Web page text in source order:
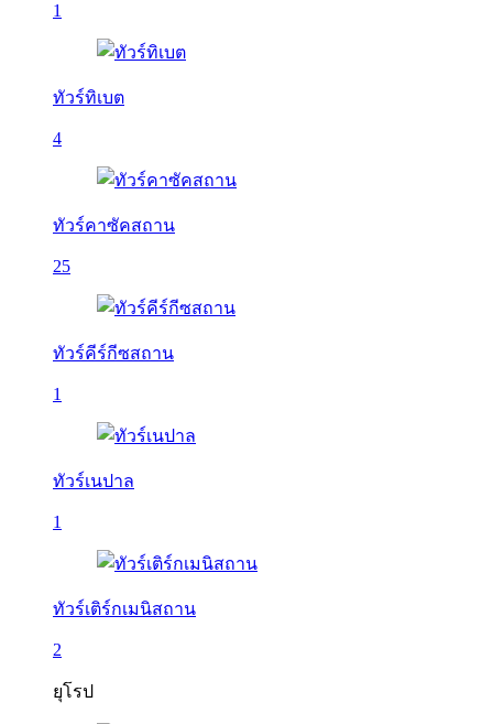
1
ทัวร์ทิเบต
4
ทัวร์คาซัคสถาน
25
ทัวร์คีร์กีซสถาน
1
ทัวร์เนปาล
1
ทัวร์เติร์กเมนิสถาน
2
ยุโรป